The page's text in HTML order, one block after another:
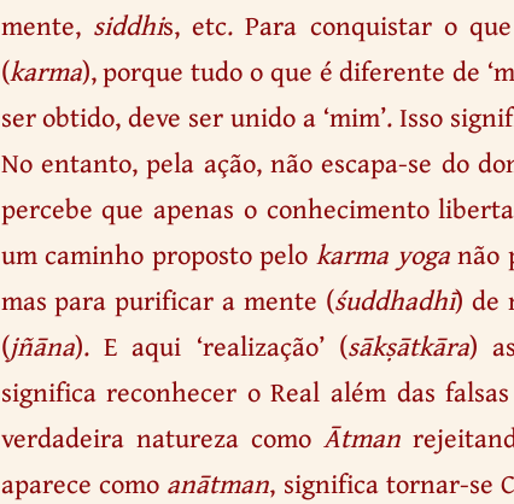
mente, siddhis, etc. Para conquistar o
(karma), porque tudo o que é diferente de
ser obtido, deve ser unido a ‘mim’. Isso
No entanto, pela ação, não escapa-se do
percebe que apenas o conhecimento
um caminho proposto pelo karma yoganão
mas para purificar a mente (śuddhadhī) de
(jñāna). E aqui ‘realização’ (sākṣātkāra)
significa reconhecer o Real além das
verdadeira natureza como Ātman
aparece como anātman, significa tornar-se